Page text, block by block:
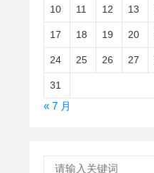
10 11 12 13
17 18 19 20
24 25 26 27
31
« 7 月